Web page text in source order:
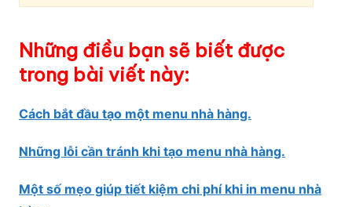
Những điều bạn sẽ biết được
trong bài viết này:
Cách bắt đầu tạo một menu nhà hàng.
Những lỗi cần tránh khi tạo menu nhà hàng.
Một số mẹo giúp tiết kiệm chi phí khi in menu nhà